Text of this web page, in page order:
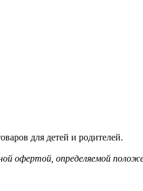
для детей и родителей.
офертой, определяемой